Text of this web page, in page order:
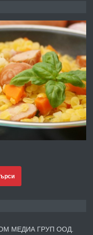
преди 1 година
стъпките на Ангел
преди 1 година
детайли за
МЕДИА ГРУП ООД.